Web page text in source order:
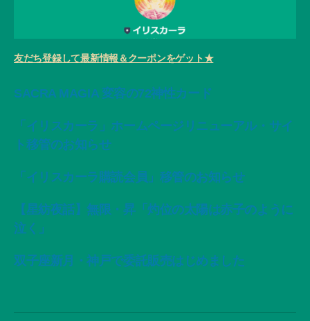
友だち登録して最新情報＆クーポンをゲット★
SACRA MAGIA 変容の72神性カード
「イリスカーラ」ホームページリニューアル・サイ
ト移管のお知らせ
「イリスカーラ購読会員」移管のお知らせ
【星紡夜話】無限・昇「灼位の太陽は赤子のように
泣く」
双子座新月・神戸で委託販売はじめました